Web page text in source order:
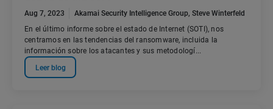
Aug 7, 2023 Akamai Security Intelligence Group, Steve Winterfeld
En el último informe sobre el estado de Internet (SOTI), nos
centramos en las tendencias del ransomware, incluida la
información sobre los atacantes y sus metodologí...
Leer blog